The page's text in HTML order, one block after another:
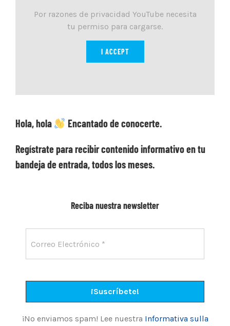
Por razones de privacidad YouTube necesita
tu permiso para cargarse.
I ACCEPT
Hola, hola Encantado de conocerte.
Regístrate para recibir contenido informativo en tu
bandeja de entrada, todos los meses.
Reciba nuestra newsletter
¡No enviamos spam! Lee nuestra Informativa sulla